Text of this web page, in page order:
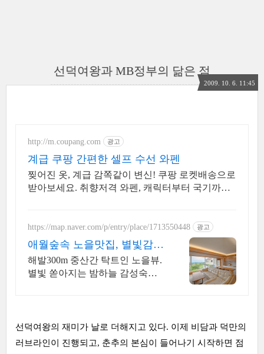
선덕여왕과 MB정부의 닮은 점
2009. 10. 6. 11:45
http://m.coupang.com 광고
계급 쿠팡 간편한 셀프 수선 와펜
찢어진 옷, 계급 감쪽같이 변신! 쿠팡 로켓배송으로
받아보세요. 취향저격 와펜, 캐릭터부터 국기까지!
https://map.naver.com/p/entry/place/1713550448 광고
애월숲속 노을맛집, 별빛감성
아기용품 완벽구비, 대가족
해발300m 중산간 탁트인 노을뷰.
별빛 쏟아지는 밤하늘 감성숙소,
선덕여왕의 재미가 날로 더해지고 있다. 이제 비담과 덕만의
러브라인이 진행되고, 춘추의 본심이 들어나기 시작하면 점